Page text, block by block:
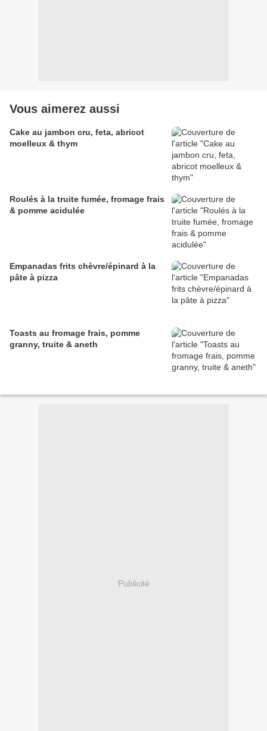
Vous aimerez aussi
Cake au jambon cru, feta, abricot
moelleux & thym
Roulés à la truite fumée, fromage frais
& pomme acidulée
Empanadas frits chèvre/épinard à la
pâte à pizza
Toasts au fromage frais, pomme
granny, truite & aneth
Publicité